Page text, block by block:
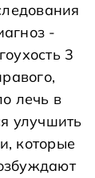
-
3
лечь в
улучшить
которые